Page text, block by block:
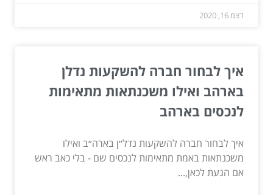
דצמ 16, 2020
איך לבחור חברה להשקעות נדלן
בארהב ואילו משכנתאות מתאימות
לנכסים בארהב
איך לבחור חברה להשקעות נדל״ן בארה״ב ואילו
משכנתאות באמת מתאימות לנכסים שם - בלי כאב ראש
אם הגעת לכאן,...